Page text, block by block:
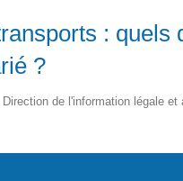
: quels
?
de l'information légale et